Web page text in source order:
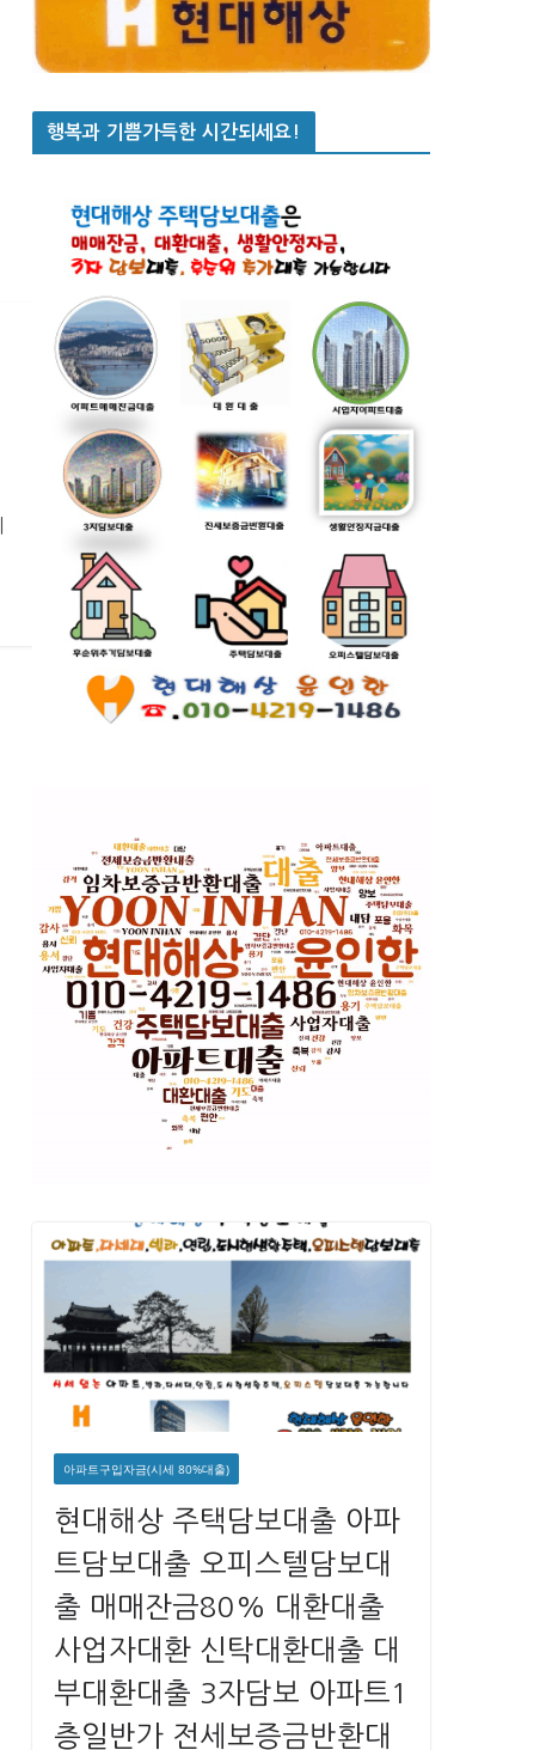
행복과 기쁨가득한 시간되세요!
아파트구입자금(시세 80%대출)
현대해상 주택담보대출 아파
트담보대출 오피스텔담보대
출 매매잔금80% 대환대출
사업자대환 신탁대환대출 대
부대환대출 3자담보 아파트1
층일반가 전세보증금반환대